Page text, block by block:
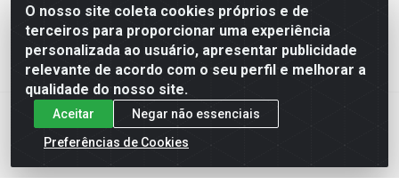
O nosso site coleta cookies próprios e de
terceiros para proporcionar uma experiência
personalizada ao usuário, apresentar publicidade
relevante de acordo com o seu perfil e melhorar a
qualidade do nosso site.
Aceitar
Negar não essenciais
Preferências de Cookies
Tel.: (11) 3227-0546
Av Vautier, 587/597 - Pari - São Paulo/SP
Atef Distribuidora LTDA - Av. Vautier, 585/597 - Pari - São
Paulo/SP - CEP 03.032-000 - CNPJ 27.717.135/0001-29